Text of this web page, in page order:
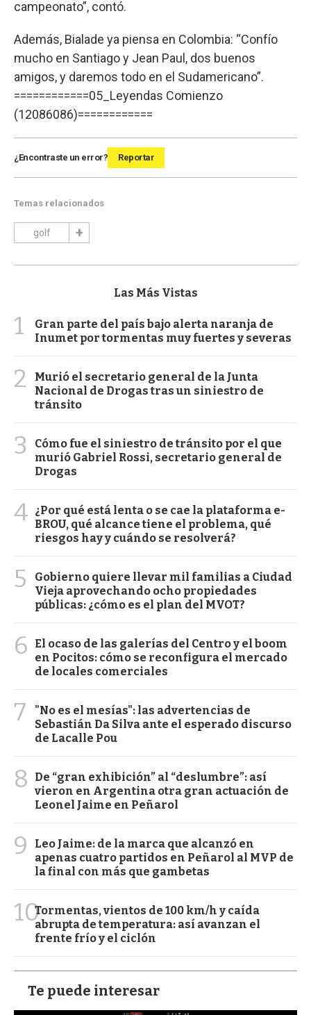
campeonato”, contó.
Además, Bialade ya piensa en Colombia: “Confío
mucho en Santiago y Jean Paul, dos buenos
amigos, y daremos todo en el Sudamericano”.
============05_Leyendas Comienzo
(12086086)============
¿Encontraste un error? Reportar
Temas relacionados
golf
Las Más Vistas
1
Gran parte del país bajo alerta naranja de
Inumet por tormentas muy fuertes y severas
2
Murió el secretario general de la Junta
Nacional de Drogas tras un siniestro de
tránsito
3
Cómo fue el siniestro de tránsito por el que
murió Gabriel Rossi, secretario general de
Drogas
4 ¿Por qué está lenta o se cae la plataforma e-
BROU, qué alcance tiene el problema, qué
riesgos hay y cuándo se resolverá?
5
Gobierno quiere llevar mil familias a Ciudad
Vieja aprovechando ocho propiedades
públicas: ¿cómo es el plan del MVOT?
6
El ocaso de las galerías del Centro y el boom
en Pocitos: cómo se reconfigura el mercado
de locales comerciales
7
"No es el mesías": las advertencias de
Sebastián Da Silva ante el esperado discurso
de Lacalle Pou
8
De “gran exhibición” al “deslumbre”: así
vieron en Argentina otra gran actuación de
Leonel Jaime en Peñarol
9
Leo Jaime: de la marca que alcanzó en
apenas cuatro partidos en Peñarol al MVP de
la final con más que gambetas
10Tormentas, vientos de 100 km/h y caída
abrupta de temperatura: así avanzan el
frente frío y el ciclón
Te puede interesar